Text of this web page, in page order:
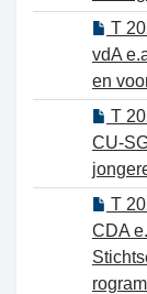
T
vdA
en
T
CU-
T
CDA